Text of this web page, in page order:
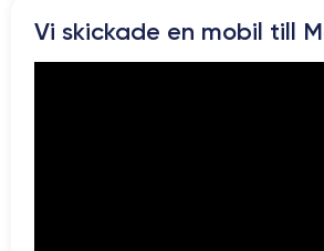
Pour en savoir plus sur les
Vi skickade en mobil till